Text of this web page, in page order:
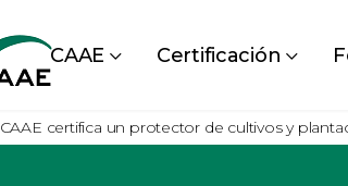
CAAE Certificación
CAAE certifica un protector de cultivos y